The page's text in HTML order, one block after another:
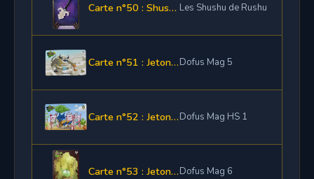
Carte n°50 : Shushette Pelle Neutre Les Shushu de Rushu
Carte n°51 : Jeton de loterieDofus Mag 5
Carte n°52 : Jeton de loterieDofus Mag HS 1
Carte n°53 : Jeton de loterieDofus Mag 6